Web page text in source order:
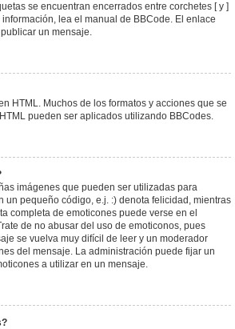
se encuentran encerrados entre corchetes [ y ]
lea el manual de BBCode. El enlace
un mensaje.
HTML. Muchos de los formatos y acciones que se
pueden ser aplicados utilizando BBCodes.
imágenes que pueden ser utilizadas para
un pequeño código, e.j. :) denota felicidad, mientras
completa de emoticones puede verse en el
de no abusar del uso de emoticonos, pues
se vuelva muy difícil de leer y un moderador
del mensaje. La administración puede fijar un
a utilizar en un mensaje.